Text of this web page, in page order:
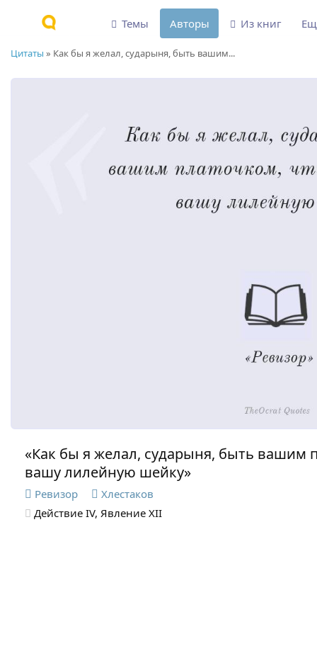
Цитаты » Как бы я желал, сударыня, быть вашим...
«Как бы я желал, сударыня, быть вашим
вашу лилейную шейку»
Ревизор
Хлестаков
Действие IV, Явление XII
Темы Авторы Из книг